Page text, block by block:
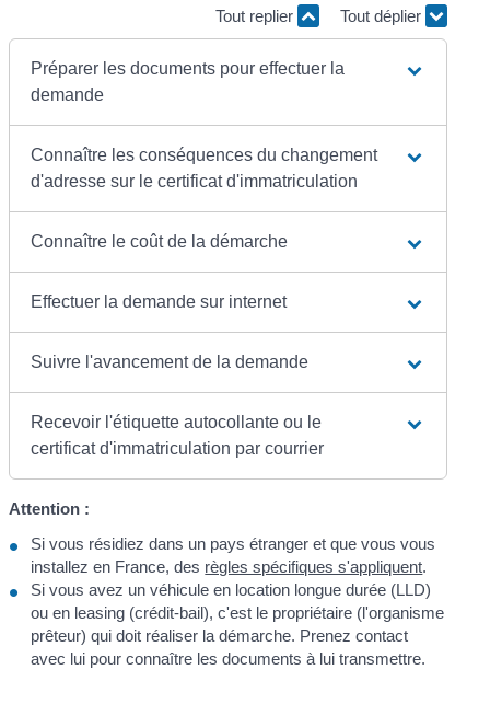
Tout replier
Tout déplier
Préparer les documents pour effectuer la
demande
Connaître les conséquences du changement
d'adresse sur le certificat d'immatriculation
Connaître le coût de la démarche
Effectuer la demande sur internet
Suivre l'avancement de la demande
Recevoir l'étiquette autocollante ou le
certificat d'immatriculation par courrier
Attention :
Si vous résidiez dans un pays étranger et que vous vous
installez en France, des règles spécifiques s'appliquent.
Si vous avez un véhicule en location longue durée (LLD)
ou en leasing (crédit-bail), c'est le propriétaire (l'organisme
prêteur) qui doit réaliser la démarche. Prenez contact
avec lui pour connaître les documents à lui transmettre.